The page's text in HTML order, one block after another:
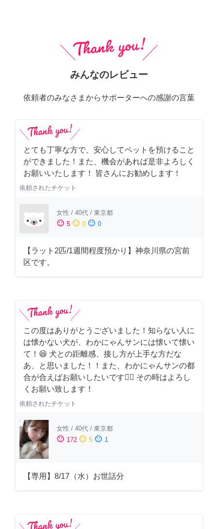
みんなのレビュー
依頼者のみなさまからサポーターへの感謝の言葉
とても丁寧な方で、安心してペットを預けること
ができました！また、機会があれば是非よろしく
お願いいたします！ 皆さんにお勧めします！
依頼されたチケット
女性 / 40代 / 東京都
sentiment_satisfied 5 sentiment_neutral 0 sentiment_dissatisfied 0
【ラット2匹/1週間程度預かり】神奈川県の宮前
区です。
この度はありがとうございました！知らない人に
は懐かない犬が、わかにゃんサンには懐いて懐い
て！😆 犬との距離感、接し方が上手な方だな
あ、と思いました！！また、わかにゃんサンの都
合が合えばお願いしたいです🙇‍♂️ その時はよろし
くお願い致します！
依頼されたチケット
女性 / 40代 / 東京都
sentiment_satisfied 172 sentiment_neutral 5 sentiment_dissatisfied 1
【専用】8/17（水）お世話分